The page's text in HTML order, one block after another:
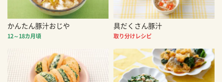
かんたん豚汁おじや
12～18カ月頃
具だくさん豚汁
取り分けレシピ